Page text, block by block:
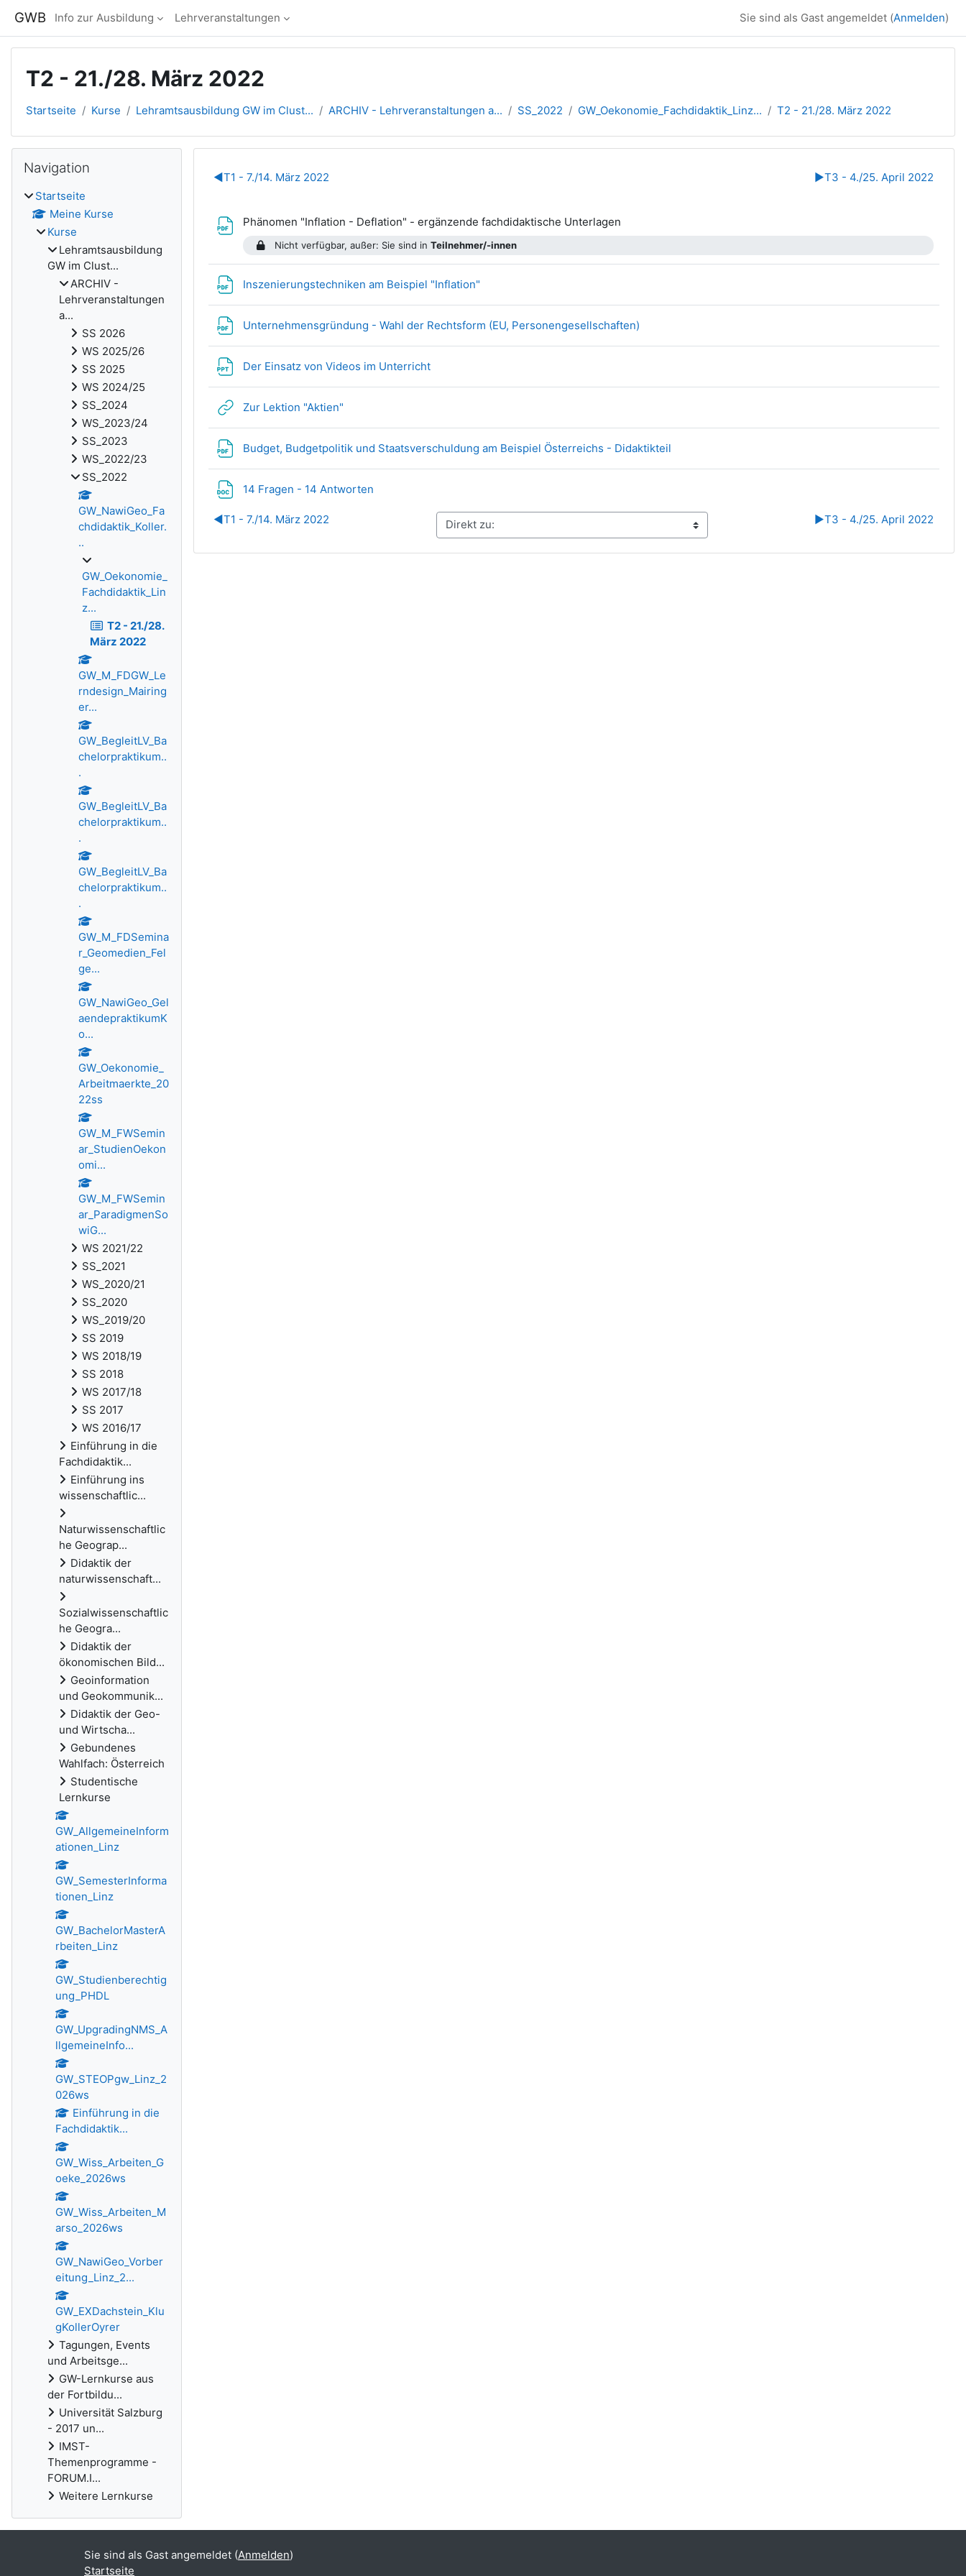
GWB Info zur Ausbildung Lehrveranstaltungen Sie sind als Gast angemeldet (Anmelden)
T2 - 21./28. März 2022
Startseite Kurse Lehramtsausbildung GW im Clust... ARCHIV - Lehrveranstaltungen a... SS_2022 GW_Oekonomie_Fachdidaktik_Linz... T2 - 21./28. März 2022
Abschnittsübersicht
◀︎T1 - 7./14. März 2022 ▶︎T3 - 4./25. April 2022
Phänomen "Inflation - Deflation" - ergänzende fachdidaktische Unterlagen
Nicht verfügbar, außer: Sie sind inTeilnehmer/-innen
Inszenierungstechniken am Beispiel "Inflation"
Unternehmensgründung - Wahl der Rechtsform (EU, Personengesellschaften)
Der Einsatz von Videos im Unterricht
Zur Lektion "Aktien"Link/URL
Budget, Budgetpolitik und Staatsverschuldung am Beispiel Österreichs - Didaktikteil
14 Fragen - 14 Antworten
◀︎T1 - 7./14. März 2022 ▶︎T3 - 4./25. April 2022
Blöcke
Navigation
Startseite
Meine Kurse
Kurse
Lehramtsausbildung
GW im Clust...
ARCHIV -
Lehrveranstaltungen
a...
SS 2026
WS 2025/26
SS 2025
WS 2024/25
SS_2024
WS_2023/24
SS_2023
WS_2022/23
SS_2022
GW_NawiGeo_Fa
chdidaktik_Koller.
..
GW_Oekonomie_
Fachdidaktik_Lin
z...
T2 - 21./28.
März 2022
GW_M_FDGW_Le
rndesign_Mairing
er...
GW_BegleitLV_Ba
chelorpraktikum..
.
GW_BegleitLV_Ba
chelorpraktikum..
.
GW_BegleitLV_Ba
chelorpraktikum..
.
GW_M_FDSemina
r_Geomedien_Fel
ge...
GW_NawiGeo_Gel
aendepraktikumK
o...
GW_Oekonomie_
Arbeitmaerkte_20
22ss
GW_M_FWSemin
ar_StudienOekon
omi...
GW_M_FWSemin
ar_ParadigmenSo
wiG...
WS 2021/22
SS_2021
WS_2020/21
SS_2020
WS_2019/20
SS 2019
WS 2018/19
SS 2018
WS 2017/18
SS 2017
WS 2016/17
Einführung in die
Fachdidaktik...
Einführung ins
wissenschaftlic...
Naturwissenschaftlic
he Geograp...
Didaktik der
naturwissenschaft...
Sozialwissenschaftlic
he Geogra...
Didaktik der
ökonomischen Bild...
Geoinformation
und Geokommunik...
Didaktik der Geo-
und Wirtscha...
Gebundenes
Wahlfach: Österreich
Studentische
Lernkurse
GW_AllgemeineInform
ationen_Linz
GW_SemesterInforma
tionen_Linz
GW_BachelorMasterA
rbeiten_Linz
GW_Studienberechtig
ung_PHDL
GW_UpgradingNMS_A
llgemeineInfo...
GW_STEOPgw_Linz_2
026ws
Einführung in die
Fachdidaktik...
GW_Wiss_Arbeiten_G
oeke_2026ws
GW_Wiss_Arbeiten_M
arso_2026ws
GW_NawiGeo_Vorber
eitung_Linz_2...
GW_EXDachstein_Klu
gKollerOyrer
Tagungen, Events
und Arbeitsge...
GW-Lernkurse aus
der Fortbildu...
Universität Salzburg
- 2017 un...
IMST-
Themenprogramme -
FORUM.I...
Weitere Lernkurse
Sie sind als Gast angemeldet (Anmelden)
Startseite